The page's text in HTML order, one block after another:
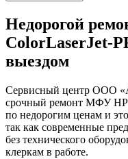
Недорогой
ColorLaserJet-
выездом
Сервисный центр ООО
срочный ремонт МФУ HP
по недорогим ценам и
так как современные
без технического
клеркам в работе.